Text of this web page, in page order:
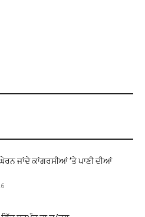
ਜਾਂਦੇ ਕਾਂਗਰਸੀਆਂ ’ਤੇ ਪਾਣੀ ਦੀਆਂ